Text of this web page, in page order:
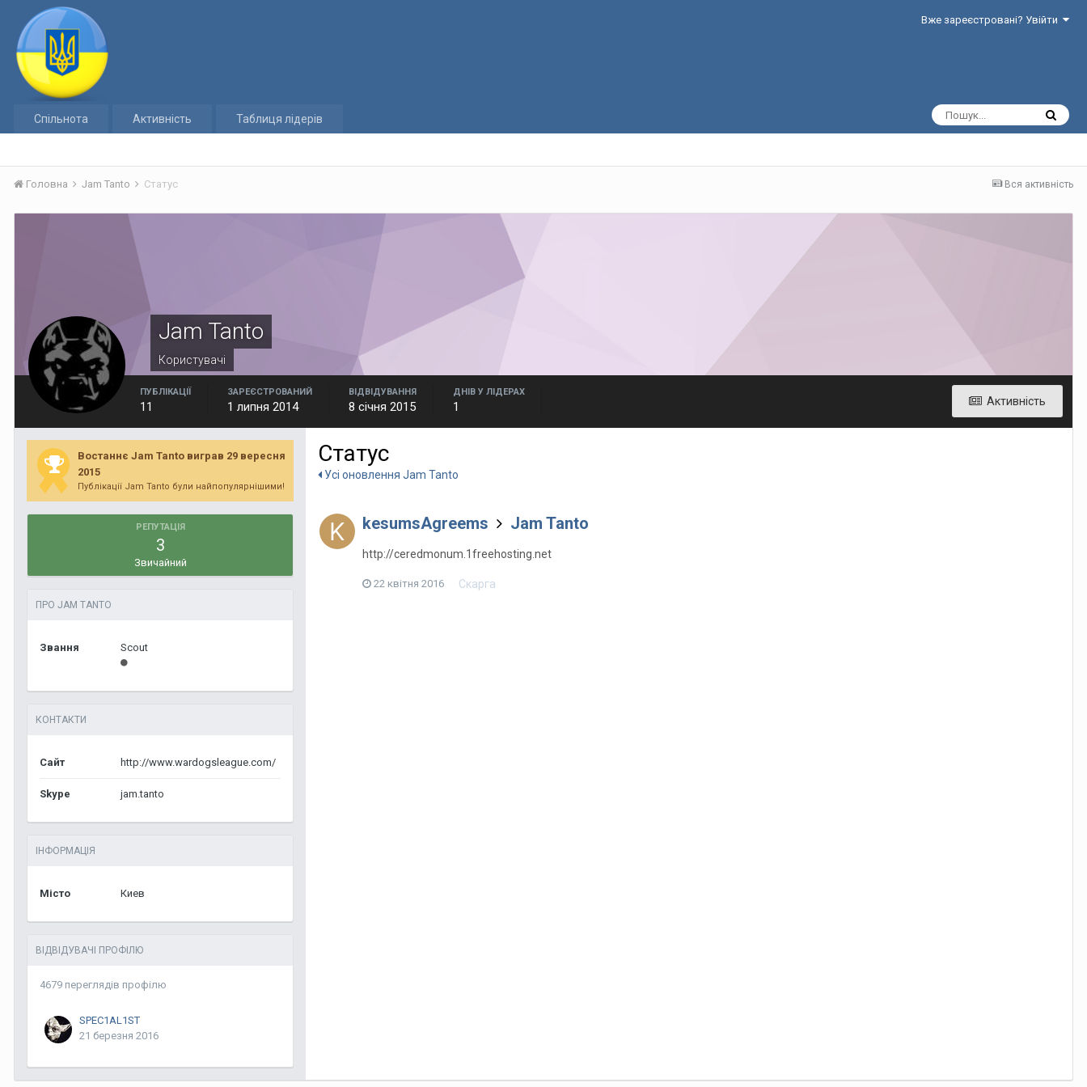
Вже зареєстровані? Увійти
Спільнота Активність Таблиця лідерів
Вся активність
Головна Jam Tanto Статус
Jam Tanto
Користувачі
Активність
ПУБЛІКАЦІЇ
11
ЗАРЕЄСТРОВАНИЙ
1 липня 2014
ВІДВІДУВАННЯ
8 січня 2015
ДНІВ У ЛІДЕРАХ
1
Востаннє Jam Tanto виграв 29 вересня
2015
Публікації Jam Tanto були найпопулярнішими!
РЕПУТАЦІЯ
3
Звичайний
ПРО JAM TANTO
Звання Scout
КОНТАКТИ
Сайт http://www.wardogsleague.com/
Skype jam.tanto
ІНФОРМАЦІЯ
Місто Киев
ВІДВІДУВАЧІ ПРОФІЛЮ
4679 переглядів профілю
SPEC1AL1ST
21 березня 2016
Статус
Усі оновлення Jam Tanto
kesumsAgreems Jam Tanto
http://ceredmonum.1freehosting.net
22 квітня 2016 Скарга